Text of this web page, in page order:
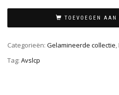
TOEVOEGEN AAN
Categorieën: Gelamineerde collectie,
Tag: Avslcp